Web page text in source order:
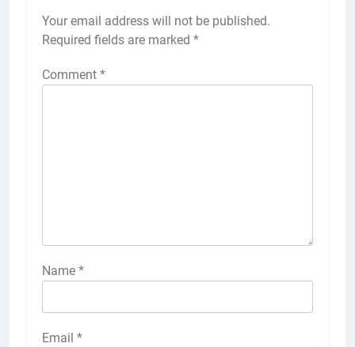
Your email address will not be published.
Required fields are marked *
Comment *
Name *
Email *